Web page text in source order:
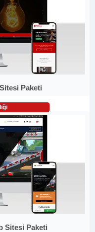
Paketi
Sitesi Paketi